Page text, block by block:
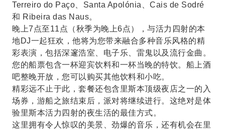
Terreiro do Paço、Santa Apolónia、Cais de Sodré
和 Ribeira das Naus。
晚上7点至11点（秋季为晚上6点），与活力四射的本
地DJ一起狂欢，他将为您带来融合多种音乐风格的精
彩表演，包括深邃浩室、电子乐、雷鬼以及流行金曲。
您的船票包含一杯迎宾饮料和一杯当晚的特饮。船上酒
吧整晚开放，您可以购买其他饮料和小吃。
精彩远不止于此，套餐还包含里斯本顶级夜店之一的入
场券，游船之旅结束后，派对将继续进行。这绝对是体
验里斯本活力四射的夜生活的最佳方式。
这里拥有令人惊叹的美景、劲爆的音乐，还有机会在里